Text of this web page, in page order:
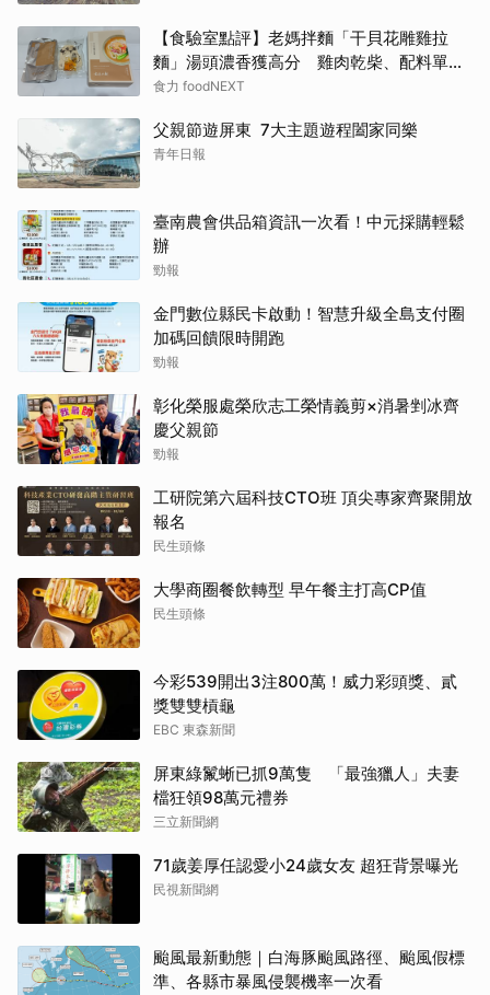
【食驗室點評】老媽拌麵「干貝花雕雞拉
麵」湯頭濃香獲高分 雞肉乾柴、配料單調
成扣分點
食力 foodNEXT
父親節遊屏東 7大主題遊程闔家同樂
青年日報
臺南農會供品箱資訊一次看！中元採購輕鬆
辦
勁報
金門數位縣民卡啟動！智慧升級全島支付圈
加碼回饋限時開跑
勁報
彰化榮服處榮欣志工榮情義剪×消暑剉冰齊
慶父親節
勁報
工研院第六屆科技CTO班 頂尖專家齊聚開放
報名
民生頭條
大學商圈餐飲轉型 早午餐主打高CP值
民生頭條
今彩539開出3注800萬！威力彩頭獎、貳
獎雙雙槓龜
EBC 東森新聞
屏東綠鬣蜥已抓9萬隻 「最強獵人」夫妻
檔狂領98萬元禮券
三立新聞網
71歲姜厚任認愛小24歲女友 超狂背景曝光
民視新聞網
颱風最新動態｜白海豚颱風路徑、颱風假標
準、各縣市暴風侵襲機率一次看